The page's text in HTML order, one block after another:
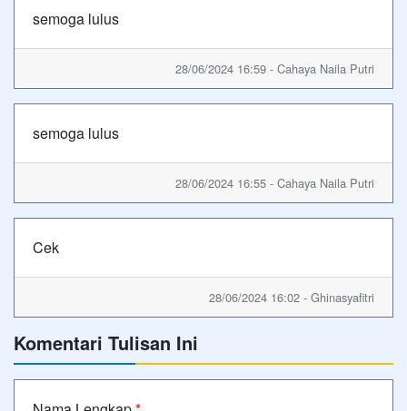
semoga lulus
28/06/2024 16:59 - Cahaya Naila Putri
semoga lulus
28/06/2024 16:55 - Cahaya Naila Putri
Cek
28/06/2024 16:02 - Ghinasyafitri
Komentari Tulisan Ini